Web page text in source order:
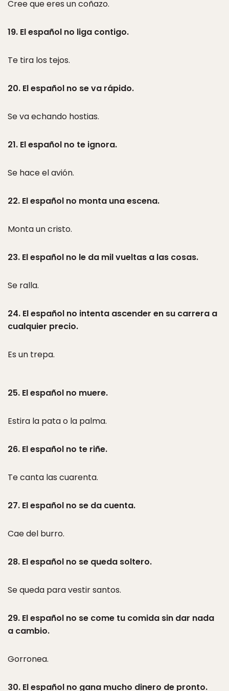
Cree que eres un coñazo.
19. El español no liga contigo.
Te tira los tejos.
20. El español no se va rápido.
Se va echando hostias.
21. El español no te ignora.
Se hace el avión.
22. El español no monta una escena.
Monta un cristo.
23. El español no le da mil vueltas a las cosas.
Se ralla.
24. El español no intenta ascender en su carrera a
cualquier precio.
Es un trepa.
25. El español no muere.
Estira la pata o la palma.
26. El español no te riñe.
Te canta las cuarenta.
27. El español no se da cuenta.
Cae del burro.
28. El español no se queda soltero.
Se queda para vestir santos.
29. El español no se come tu comida sin dar nada
a cambio.
Gorronea.
30. El español no gana mucho dinero de pronto.